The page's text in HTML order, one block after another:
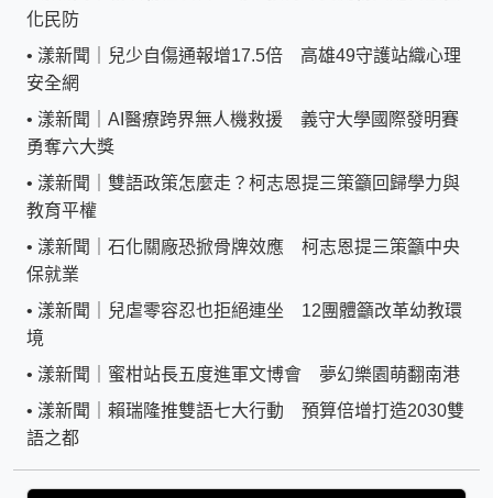
化民防
• 漾新聞｜兒少自傷通報增17.5倍 高雄49守護站織心理
安全網
• 漾新聞｜AI醫療跨界無人機救援 義守大學國際發明賽
勇奪六大獎
• 漾新聞｜雙語政策怎麼走？柯志恩提三策籲回歸學力與
教育平權
• 漾新聞｜石化關廠恐掀骨牌效應 柯志恩提三策籲中央
保就業
• 漾新聞｜兒虐零容忍也拒絕連坐 12團體籲改革幼教環
境
• 漾新聞｜蜜柑站長五度進軍文博會 夢幻樂園萌翻南港
• 漾新聞｜賴瑞隆推雙語七大行動 預算倍增打造2030雙
語之都